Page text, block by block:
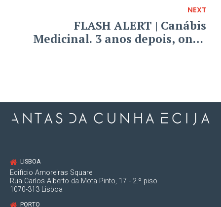
NEXT
FLASH ALERT | Canábis
Medicinal. 3 anos depois, onde
LISBOA
Edifício Amoreiras Square
Rua Carlos Alberto da Mota Pinto, 17 - 2.º piso
1070-313 Lisboa
PORTO